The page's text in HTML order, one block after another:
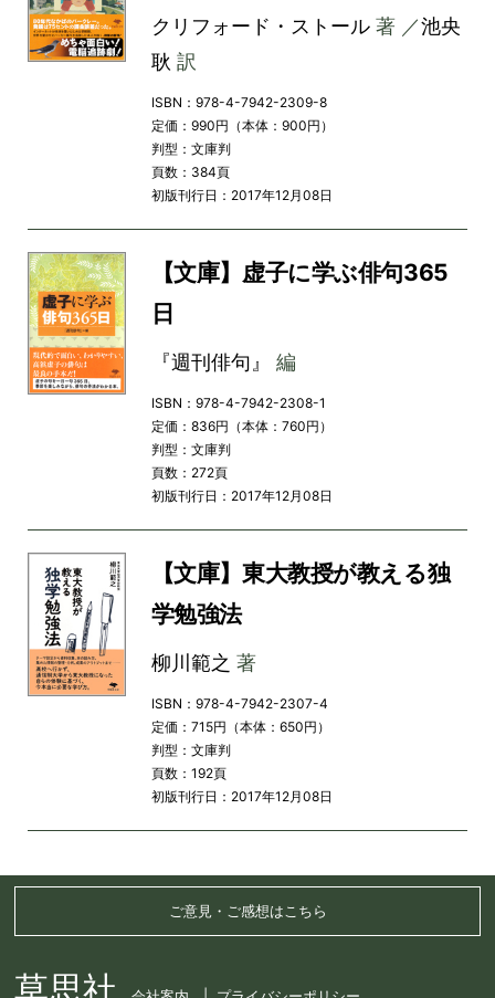
クリフォード・ストール著 ／池央
耿 訳
ISBN：978-4-7942-2309-8
定価：990円（本体：900円）
判型：文庫判
頁数：384頁
初版刊行日：2017年12月08日
【文庫】虚子に学ぶ俳句365
日
『週刊俳句』 編
ISBN：978-4-7942-2308-1
定価：836円（本体：760円）
判型：文庫判
頁数：272頁
初版刊行日：2017年12月08日
【文庫】東大教授が教える独
学勉強法
柳川範之 著
ISBN：978-4-7942-2307-4
定価：715円（本体：650円）
判型：文庫判
頁数：192頁
初版刊行日：2017年12月08日
ご意見・ご感想はこちら
草思社